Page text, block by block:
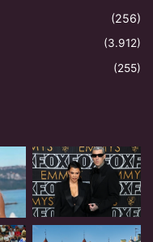
(256)
(3.912)
(255)